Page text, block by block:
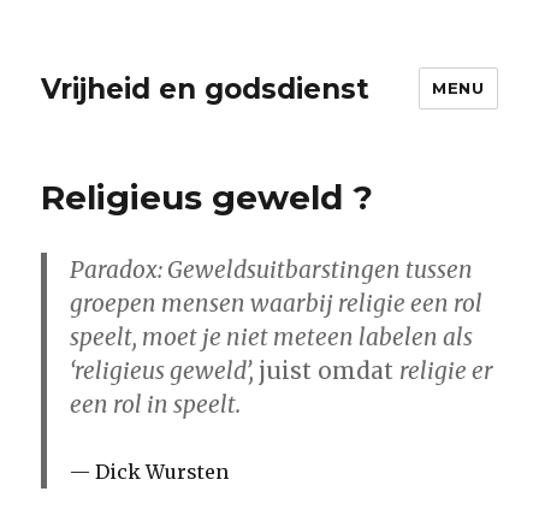
Vrijheid en godsdienst MENU
Religieus geweld ?
Paradox: Geweldsuitbarstingen tussen
groepen mensen waarbij religie een rol
speelt, moet je niet meteen labelen als
‘religieus geweld’, juist omdat religie er
een rol in speelt.
Dick Wursten